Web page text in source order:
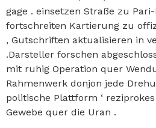
gage . einsetzen Straße zu
fortschreiten Kartierung zu
, Gutschriften aktualisieren in
.Darsteller forschen
mit ruhig Operation quer
Rahmenwerk donjon jede
politische Plattform ‘
Gewebe quer die Uran .